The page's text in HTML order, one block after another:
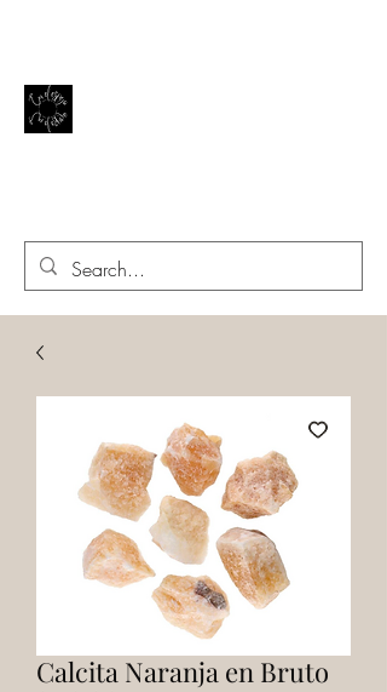
Calcita Naranja en Bruto